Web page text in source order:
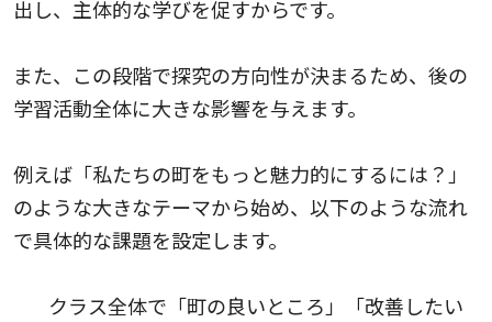
出し、主体的な学びを促すからです。
また、この段階で探究の方向性が決まるため、後の
学習活動全体に大きな影響を与えます。
例えば「私たちの町をもっと魅力的にするには？」
のような大きなテーマから始め、以下のような流れ
で具体的な課題を設定します。
クラス全体で「町の良いところ」「改善したい